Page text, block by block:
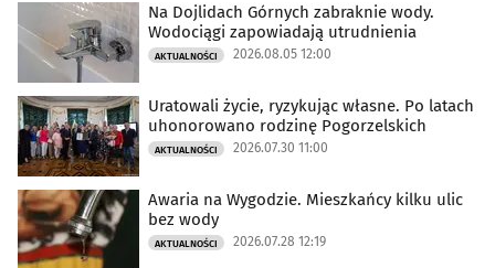
Na Dojlidach Górnych zabraknie wody.
Wodociągi zapowiadają utrudnienia
AKTUALNOŚCI 2026.08.05 12:00
Uratowali życie, ryzykując własne. Po latach
uhonorowano rodzinę Pogorzelskich
AKTUALNOŚCI 2026.07.30 11:00
Awaria na Wygodzie. Mieszkańcy kilku ulic
bez wody
AKTUALNOŚCI 2026.07.28 12:19